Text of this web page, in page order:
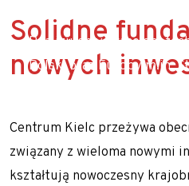
Realizujemy prace
Polski oraz Europy m.in.
Solidne
nowych
Centrum Kielc przeżywa
związany z wieloma nowymi
kształtują nowoczesny